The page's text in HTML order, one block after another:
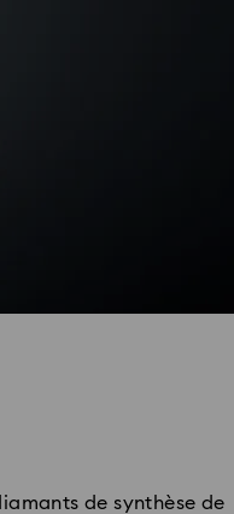
de synthèse de